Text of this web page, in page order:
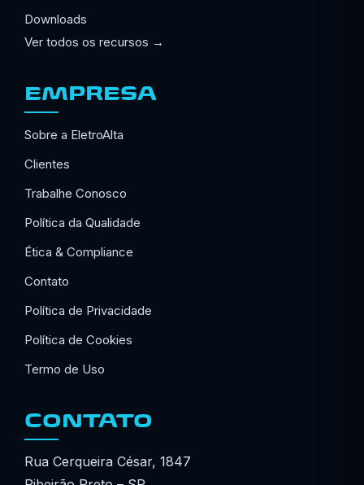
Downloads
Ver todos os recursos →
EMPRESA
Sobre a EletroAlta
Clientes
Trabalhe Conosco
Política da Qualidade
Ética & Compliance
Contato
Política de Privacidade
Política de Cookies
Termo de Uso
CONTATO
Rua Cerqueira César, 1847